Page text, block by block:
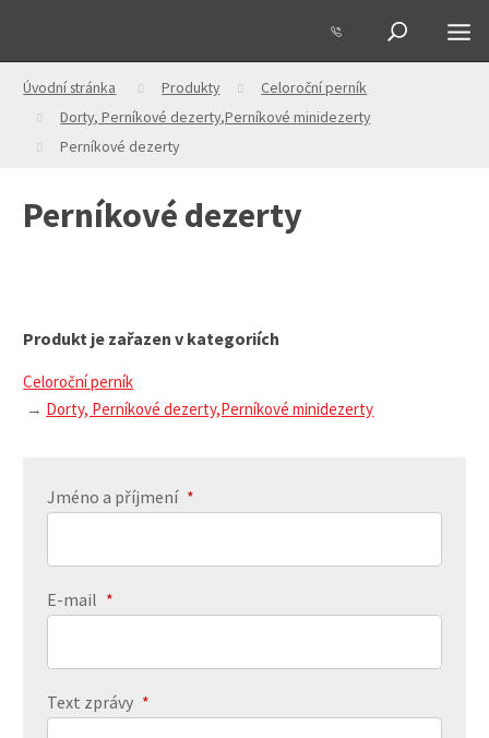
Úvodní stránka Produkty
Celoroční perník
Dorty, Perníkové dezerty,Perníkové minidezerty
Perníkové dezerty
Perníkové dezerty
Produkt je zařazen v kategoriích
Celoroční perník
Dorty, Perníkové dezerty,Perníkové minidezerty
Jméno a příjmení *
E-mail *
Text zprávy *